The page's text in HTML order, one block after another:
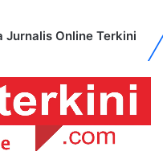
Online Terkini